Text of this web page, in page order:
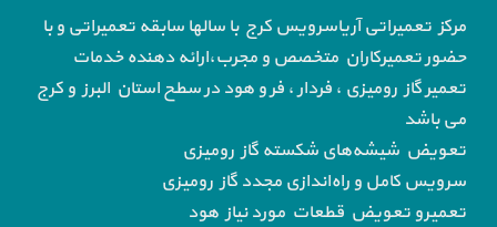
مرکز تعمیراتی آریاسرویس کرج با سالها سابقه تعمیراتی و با
حضور تعمیرکاران متخصص و مجرب،ارائه دهنده خدمات
تعمیر گاز رومیزی ، فردار ، فر و هود در سطح استان البرز و کرج
می باشد
تعویض شیشه‌های شکسته گاز رومیزی
سرویس کامل و راه‌اندازی مجدد گاز رومیزی
تعمیرو تعویض قطعات مورد نیاز هود